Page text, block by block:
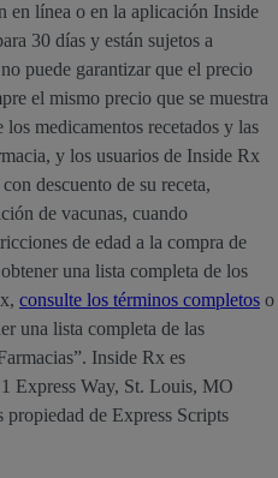
en línea o en la aplicación Inside
30 días y están sujetos a
puede garantizar que el precio
el mismo precio que se muestra
medicamentos recetados y las
y los usuarios de Inside Rx
descuento de su receta,
de vacunas, cuando
de edad a la compra de
una lista completa de los
consulte los términos completos o
una lista completa de las
Inside Rx es
Express Way, St. Louis, MO
de Express Scripts